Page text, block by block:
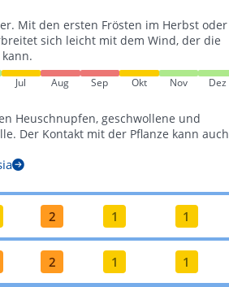
Mit den ersten Frösten im Herbst oder
sich leicht mit dem Wind, der die
Jul Aug Sep Okt Nov Dez
Heuschnupfen, geschwollene und
Der Kontakt mit der Pflanze kann auch
2 1 1
2 1 1